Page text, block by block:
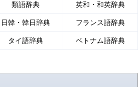
類語辞典 英和・和英辞典
日韓・韓日辞典 フランス語辞典
タイ語辞典 ベトナム語辞典